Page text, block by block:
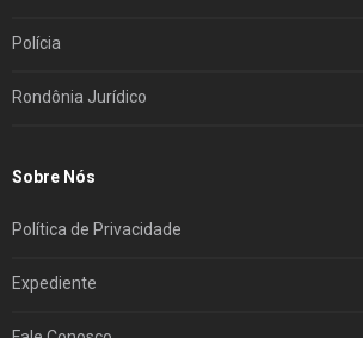
Polícia
Rondônia Jurídico
Sobre Nós
Política de Privacidade
Expediente